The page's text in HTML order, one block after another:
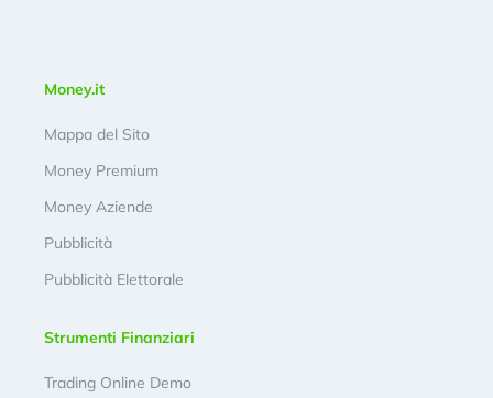
Money.it
Mappa del Sito
Money Premium
Money Aziende
Pubblicità
Pubblicità Elettorale
Strumenti Finanziari
Trading Online Demo